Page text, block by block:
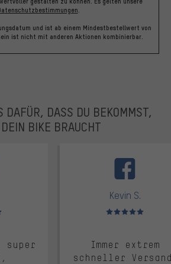
und ist ab einem Mindestbestellwert von
ist nicht mit anderen Aktionen kombinierbar.
DASS DU BEKOMMST,
BIKE BRAUCHT
5 von 5
super
Kevin S.
Bewertungen: 5 von 5
Immer extrem
schneller